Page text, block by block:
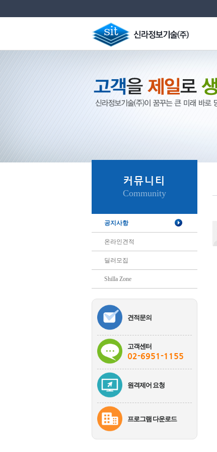
커뮤니티
Community
공지사항
온라인견적
딜러모집
Shilla Zone
견적문의
고객센터
02-6951-1155
원격제어 요청
프로그램 다운로드